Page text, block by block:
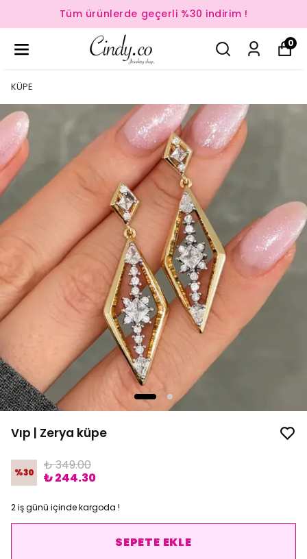
Tüm ürünlerde geçerli %30 indirim !
0
KÜPE
Vıp | Zerya küpe
%30
₺ 349.00
₺ 244.30
2 iş günü içinde kargoda !
SEPETE EKLE